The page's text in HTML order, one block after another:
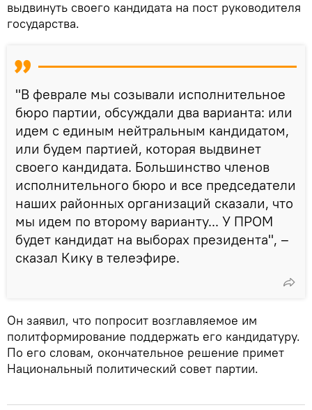
выдвинуть своего кандидата на пост руководителя
государства.
"В феврале мы созывали исполнительное
бюро партии, обсуждали два варианта: или
идем с единым нейтральным кандидатом,
или будем партией, которая выдвинет
своего кандидата. Большинство членов
исполнительного бюро и все председатели
наших районных организаций сказали, что
мы идем по второму варианту... У ПРОМ
будет кандидат на выборах президента", –
сказал Кику в телеэфире.
Он заявил, что попросит возглавляемое им
политформирование поддержать его кандидатуру.
По его словам, окончательное решение примет
Национальный политический совет партии.